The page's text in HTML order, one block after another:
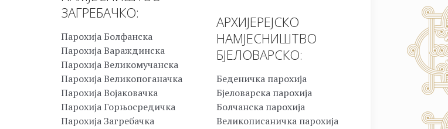
ЗАГРЕБАЧКО:
Парохија Болфанска
Парохија Вараждинска
Парохија Великомучанска
Парохија Великопоганачка
Парохија Војаковачка
Парохија Горњосредичка
Парохија Загребачка
АРХИЈЕРЕЈСКО
НАМЈЕСНИШТВО
БЈЕЛОВАРСКО:
Беденичка парохија
Бјеловарска парохија
Болчанска парохија
Великописаничка парохија